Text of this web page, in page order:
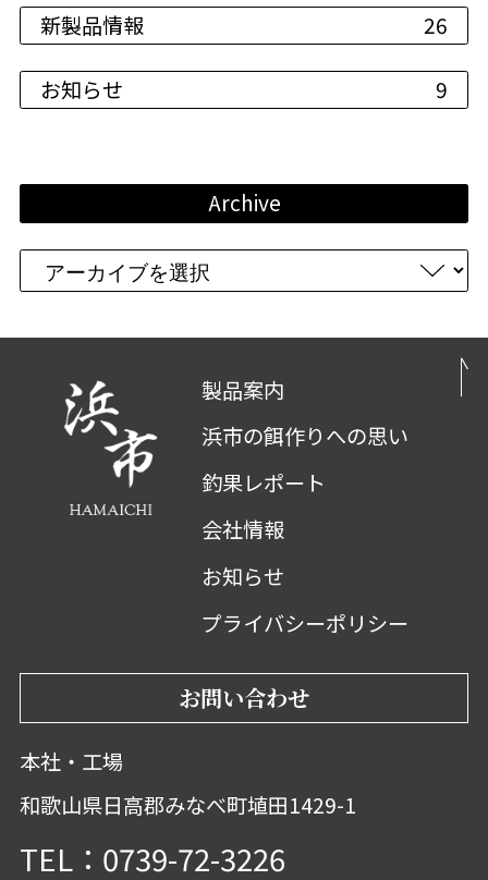
新製品情報 26
お知らせ 9
Archive
製品案内
浜市の餌作りへの思い
釣果レポート
会社情報
お知らせ
プライバシーポリシー
お問い合わせ
本社・工場
和歌山県日高郡みなべ町埴田1429-1
TEL：0739-72-3226